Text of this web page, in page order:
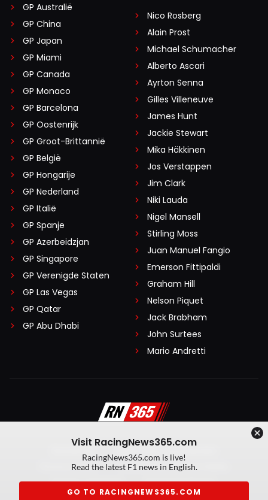
GP Australië
GP China
GP Japan
GP Miami
GP Canada
GP Monaco
GP Barcelona
GP Oostenrijk
GP Groot-Brittannië
GP België
GP Hongarije
GP Nederland
GP Italië
GP Spanje
GP Azerbeidzjan
GP Singapore
GP Verenigde Staten
GP Las Vegas
GP Qatar
GP Abu Dhabi
Nico Rosberg
Alain Prost
Michael Schumacher
Alberto Ascari
Ayrton Senna
Gilles Villeneuve
James Hunt
Jackie Stewart
Mika Häkkinen
Jos Verstappen
Jim Clark
Niki Lauda
Nigel Mansell
Stirling Moss
Juan Manuel Fangio
Emerson Fittipaldi
Graham Hill
Nelson Piquet
Jack Brabham
John Surtees
Mario Andretti
Algemene voorwaarden
Privacy Policy
Created by On Your Marks
Privacy manager
Kansspeluitingen
Visit RacingNews365.com
RacingNews365.com is live!
Read the latest F1 news in English.
GO TO RACINGNEWS365.COM